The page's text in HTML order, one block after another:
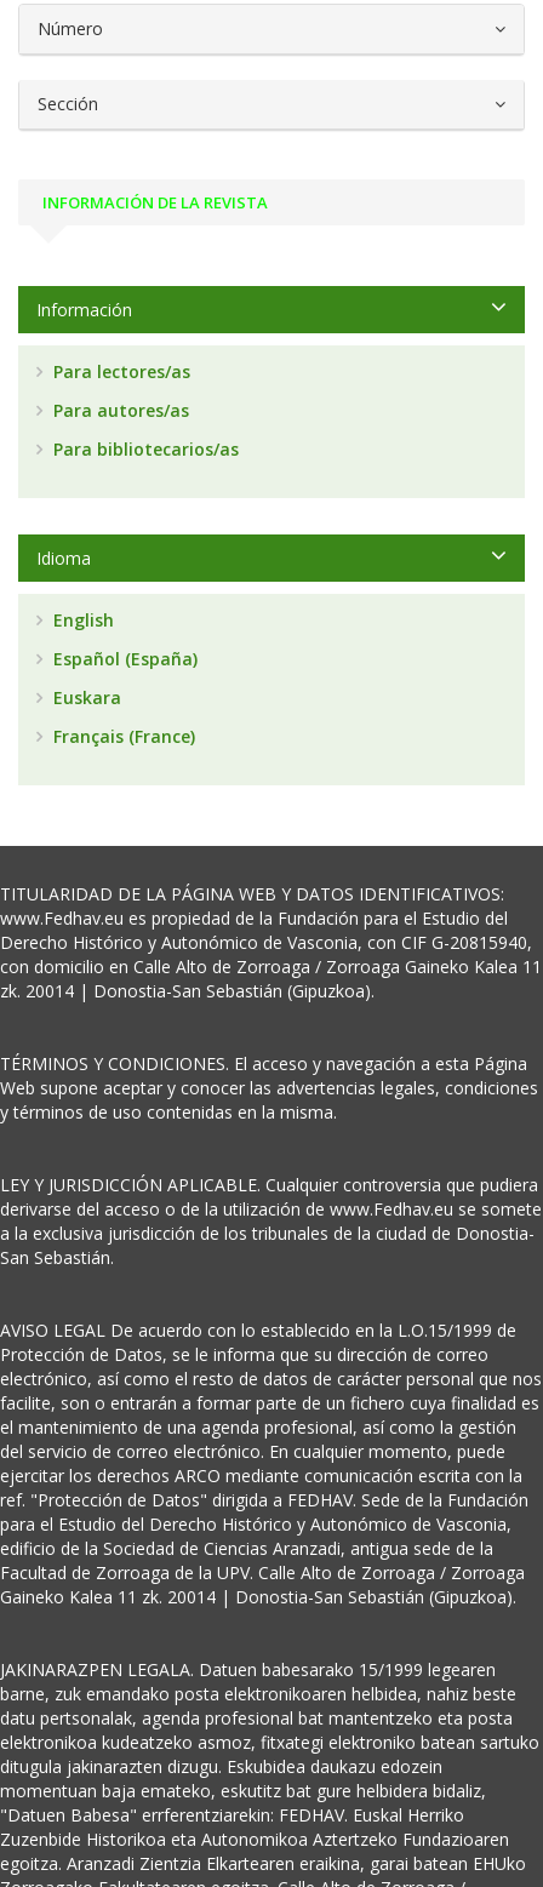
Número
Sección
INFORMACIÓN DE LA REVISTA
Información
Para lectores/as
Para autores/as
Para bibliotecarios/as
Idioma
English
Español (España)
Euskara
Français (France)
TITULARIDAD DE LA PÁGINA WEB Y DATOS IDENTIFICATIVOS:
www.Fedhav.eu es propiedad de la Fundación para el Estudio del
Derecho Histórico y Autonómico de Vasconia, con CIF G-20815940,
con domicilio en Calle Alto de Zorroaga / Zorroaga Gaineko Kalea 11
zk. 20014 | Donostia-San Sebastián (Gipuzkoa).
TÉRMINOS Y CONDICIONES. El acceso y navegación a esta Página
Web supone aceptar y conocer las advertencias legales, condiciones
y términos de uso contenidas en la misma.
LEY Y JURISDICCIÓN APLICABLE. Cualquier controversia que pudiera
derivarse del acceso o de la utilización de www.Fedhav.eu se somete
a la exclusiva jurisdicción de los tribunales de la ciudad de Donostia-
San Sebastián.
AVISO LEGAL De acuerdo con lo establecido en la L.O.15/1999 de
Protección de Datos, se le informa que su dirección de correo
electrónico, así como el resto de datos de carácter personal que nos
facilite, son o entrarán a formar parte de un fichero cuya finalidad es
el mantenimiento de una agenda profesional, así como la gestión
del servicio de correo electrónico. En cualquier momento, puede
ejercitar los derechos ARCO mediante comunicación escrita con la
ref. "Protección de Datos" dirigida a FEDHAV. Sede de la Fundación
para el Estudio del Derecho Histórico y Autonómico de Vasconia,
edificio de la Sociedad de Ciencias Aranzadi, antigua sede de la
Facultad de Zorroaga de la UPV. Calle Alto de Zorroaga / Zorroaga
Gaineko Kalea 11 zk. 20014 | Donostia-San Sebastián (Gipuzkoa).
JAKINARAZPEN LEGALA. Datuen babesarako 15/1999 legearen
barne, zuk emandako posta elektronikoaren helbidea, nahiz beste
datu pertsonalak, agenda profesional bat mantentzeko eta posta
elektronikoa kudeatzeko asmoz, fitxategi elektroniko batean sartuko
ditugula jakinarazten dizugu. Eskubidea daukazu edozein
momentuan baja emateko, eskutitz bat gure helbidera bidaliz,
"Datuen Babesa" errferentziarekin: FEDHAV. Euskal Herriko
Zuzenbide Historikoa eta Autonomikoa Aztertzeko Fundazioaren
egoitza. Aranzadi Zientzia Elkartearen eraikina, garai batean EHUko